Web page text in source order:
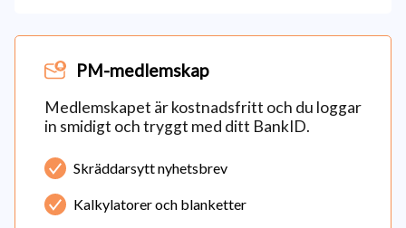
PM-medlemskap
Medlemskapet är kostnadsfritt och du loggar
in smidigt och tryggt med ditt BankID.
Skräddarsytt nyhetsbrev
Kalkylatorer och blanketter